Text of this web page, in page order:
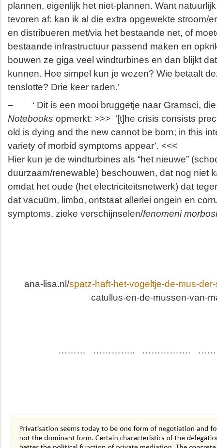
plannen, eigenlijk het niet-plannen. Want
tevoren af: kan ik al die extra opgewekte stroom/
en distribueren met/via het bestaande net, of
bestaande infrastructuur passend maken en
bouwen ze giga veel windturbines en dan blijkt
kunnen. Hoe simpel kun je wezen? Wie betaalt
tenslotte? Drie keer raden.’
– ‘ Dit is een mooi bruggetje naar Gramsci,
Notebooks opmerkt: >>> ‘[t]he crisis consists
old is dying and the new cannot be born; in this
variety of morbid symptoms appear’. <<<
Hier kun je de windturbines als “het nieuwe”
duurzaam/renewable) beschouwen, dat nog niet
omdat het oude (het electriciteitsnetwerk) dat
dat vacuüm, limbo, ontstaat allerlei ongein en
symptoms, zieke verschijnselen/fenomeni morbosi
ana-lisa.nl/spatz-haft-het-vogeltje-de-mus-
catullus-en-de-mussen-van-
……… ………….. …………….